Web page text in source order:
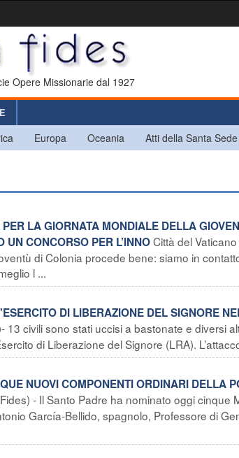
Opere Missionarie dal 1927
Europa Oceania Atti della Santa Sede
LA GIORNATA MONDIALE DELLA
CONCORSO PER L’INNOCittà del
di Colonia procede bene: siamo in
l ...
DI LIBERAZIONE DEL SIGNORE
13 civili sono stati uccisi a bastonate e diversi
di Liberazione del Signore (LRA).
NUOVI COMPONENTI ORDINARI DELLA
- Il Santo Padre ha nominato oggi cinque
García-Bellido, spagnolo, Professore di